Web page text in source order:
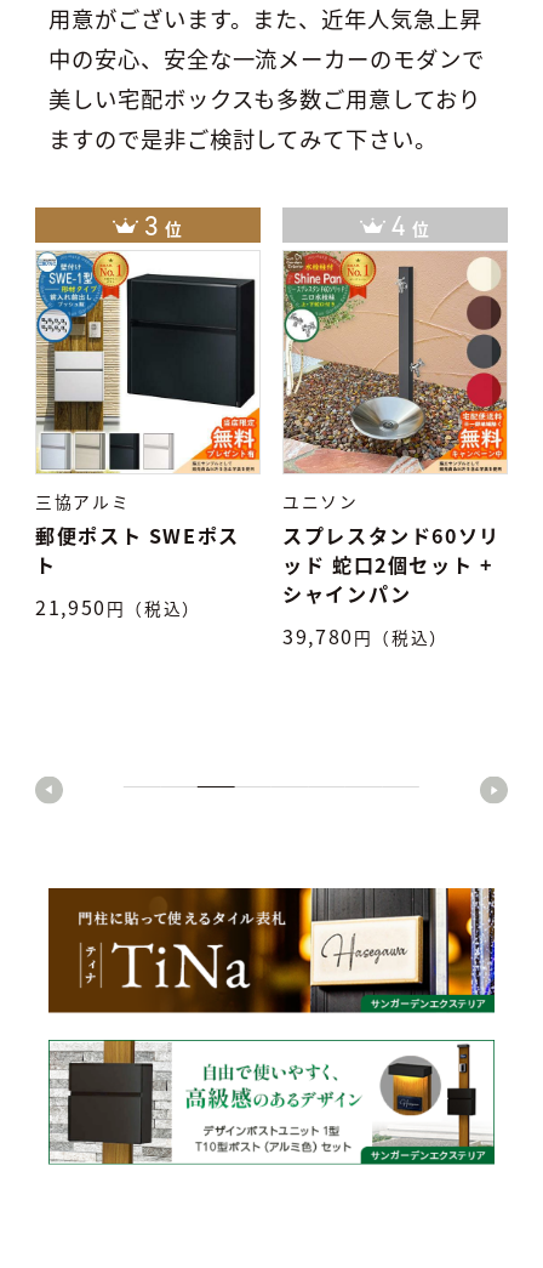
用意がございます。 また、近年人気急上昇
中の安心、安全な一流メーカーのモダンで
美しい宅配ボックスも多数ご用意しており
ますので是非ご検討してみて下さい。
3 位
三協アルミ
郵便ポスト SWEポス
ト
21,950 円（税込）
4 位
ユニソン
スプレスタンド60ソリ
ッド 蛇口2個セット +
シャインパン
39,780 円（税込）